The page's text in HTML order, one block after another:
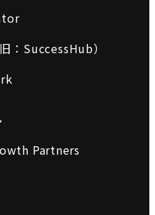
：SuccessHub）
Partners